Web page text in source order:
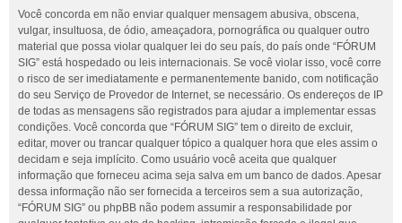
Você concorda em não enviar qualquer mensagem abusiva, obscena,
vulgar, insultuosa, de ódio, ameaçadora, pornográfica ou qualquer outro
material que possa violar qualquer lei do seu país, do país onde “FÓRUM
SIG” está hospedado ou leis internacionais. Se você violar isso, você corre
o risco de ser imediatamente e permanentemente banido, com notificação
do seu Serviço de Provedor de Internet, se necessário. Os endereços de IP
de todas as mensagens são registrados para ajudar a implementar essas
condições. Você concorda que “FÓRUM SIG” tem o direito de excluir,
editar, mover ou trancar qualquer tópico a qualquer hora que eles assim o
decidam e seja implícito. Como usuário você aceita que qualquer
informação que forneceu acima seja salva em um banco de dados. Apesar
dessa informação não ser fornecida a terceiros sem a sua autorização,
“FÓRUM SIG” ou phpBB não podem assumir a responsabilidade por